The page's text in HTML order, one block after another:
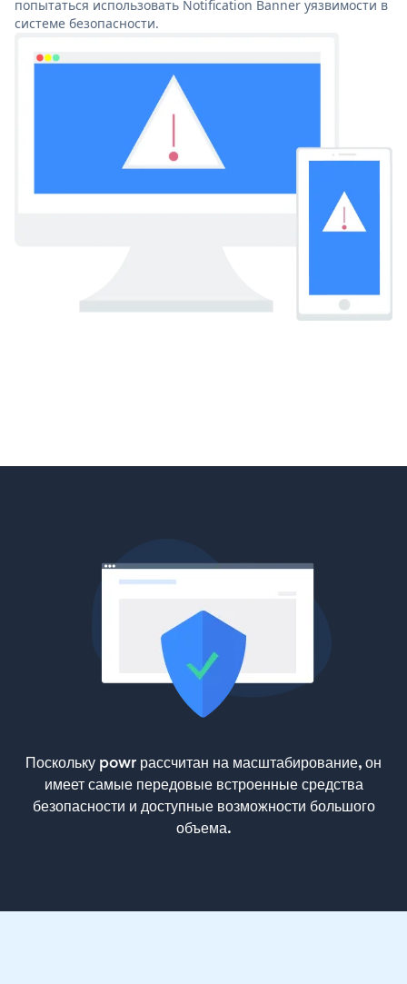
попытаться использовать Notification Banner уязвимости в
системе безопасности.
Поскольку powr рассчитан на масштабирование, он
имеет самые передовые встроенные средства
безопасности и доступные возможности большого
объема.